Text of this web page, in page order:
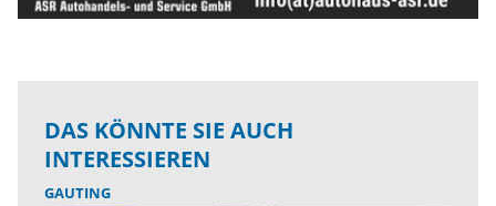
DAS KÖNNTE SIE AUCH
INTERESSIEREN
GAUTING